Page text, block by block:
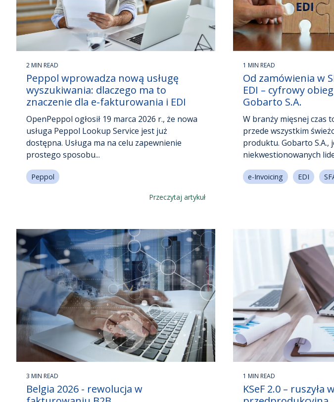
2 MIN READ
Peppol wprowadza nową usługę
wyszukiwania: dlaczego ma to
znaczenie dla e-fakturowania i EDI
OpenPeppol ogłosił 19 marca 2026 r., że nowa
usługa Peppol Lookup Service jest już
dostępna. Usługa ma na celu zapewnienie
prostego sposobu...
Peppol
Przeczytaj artykuł
1 MIN READ
Od zamówienia w
EDI – cyfrowy
Gobarto S.A.
W branży mięsnej czas
przede wszystkim
produktu. Gobarto S.A.,
niekwestionowanych
e-Invoicing EDI
3 MIN READ
Belgia 2026 - rewolucja w
1 MIN READ
KSeF 2.0 – ruszyła